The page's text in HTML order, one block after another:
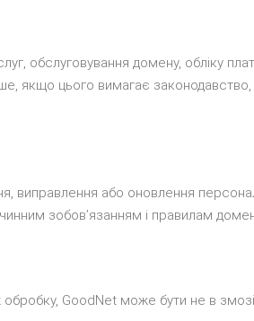
обслуговування домену, обліку
якщо цього вимагає
виправлення або оновлення
зобовʼязанням і правилам
обробку, GoodNet може бути не в